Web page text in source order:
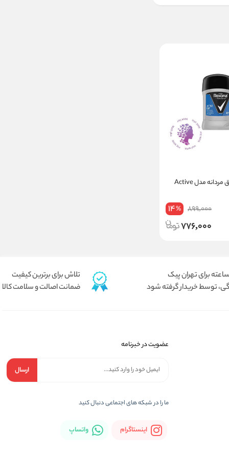
استیک ضد تعریق مردانه مدل Active
899,000
14%
776,000
توسط خریدار گرفته شود
تلاش برای برترین کیفیت
ضمانت اصالت و سلامت کالا
عضویت در خبرنامه
ارسال
ما را در شبكه های اجتماعی دنبال کنید
اینستاگرام واتساپ